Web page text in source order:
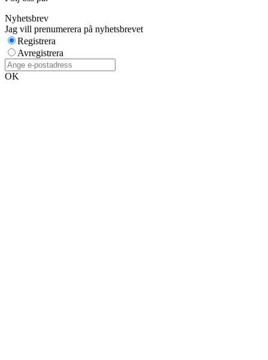
Nyhetsbrev
Jag vill prenumerera på nyhetsbrevet
Registrera
Avregistrera
OK